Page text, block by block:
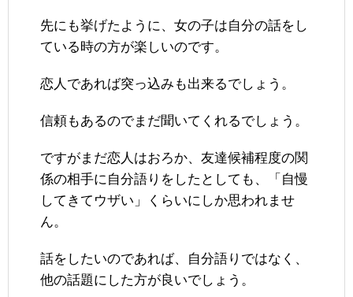
先にも挙げたように、女の子は自分の話をし
ている時の方が楽しいのです。
恋人であれば突っ込みも出来るでしょう。
信頼もあるのでまだ聞いてくれるでしょう。
ですがまだ恋人はおろか、友達候補程度の関
係の相手に自分語りをしたとしても、「自慢
してきてウザい」くらいにしか思われませ
ん。
話をしたいのであれば、自分語りではなく、
他の話題にした方が良いでしょう。